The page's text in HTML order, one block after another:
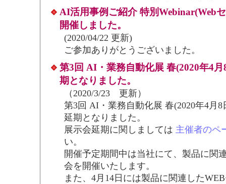
AI活用事例ご紹介 特別Webinar(Web
開催しました。
(2020/04/22 更新)
ご参加ありがとうございました。
第3回 AI・業務自動化展 春(2020年4
期となりました。
（2020/3/23 更新）
第3回 AI・業務自動化展 春(2020年4月8
延期となりました。
展示会延期に関しましては 主催者のペ
い。
開催予定期間中は当社にて、製品に関
会を開催いたします。
また、4月14日には製品に関連した